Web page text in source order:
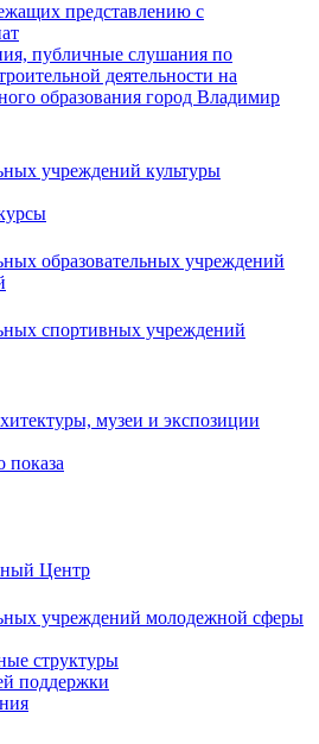
представлению с
публичные слушания по
деятельности на
образования город Владимир
учреждений культуры
образовательных учреждений
спортивных учреждений
музеи и экспозиции
показа
Центр
учреждений молодежной сферы
структуры
поддержки